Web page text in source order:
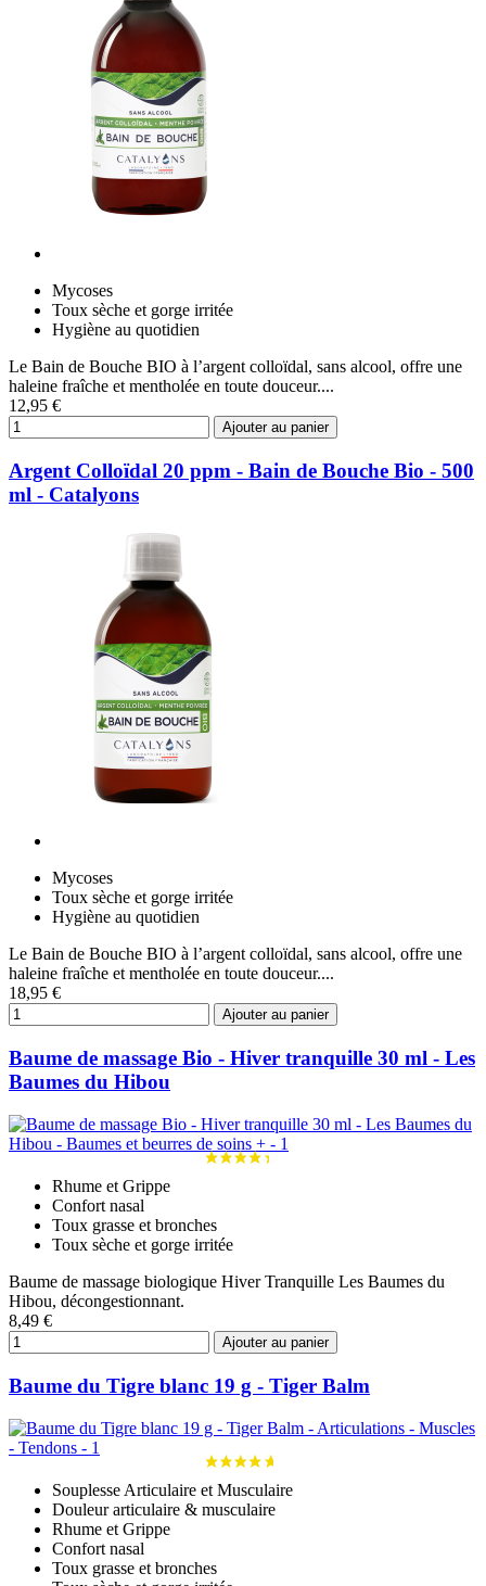
Mycoses
Toux sèche et gorge irritée
Hygiène au quotidien
Le Bain de Bouche BIO à l’argent colloïdal, sans alcool, offre une
haleine fraîche et mentholée en toute douceur....
12,95 €
Ajouter au panier
Argent Colloïdal 20 ppm - Bain de Bouche Bio - 500
ml - Catalyons
Mycoses
Toux sèche et gorge irritée
Hygiène au quotidien
Le Bain de Bouche BIO à l’argent colloïdal, sans alcool, offre une
haleine fraîche et mentholée en toute douceur....
18,95 €
Ajouter au panier
Baume de massage Bio - Hiver tranquille 30 ml - Les
Baumes du Hibou
Rhume et Grippe
Confort nasal
Toux grasse et bronches
Toux sèche et gorge irritée
Baume de massage biologique Hiver Tranquille Les Baumes du
Hibou, décongestionnant.
8,49 €
Ajouter au panier
Baume du Tigre blanc 19 g - Tiger Balm
Souplesse Articulaire et Musculaire
Douleur articulaire & musculaire
Rhume et Grippe
Confort nasal
Toux grasse et bronches